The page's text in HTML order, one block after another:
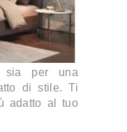
sia per una
di stile. Ti
adatto al tuo